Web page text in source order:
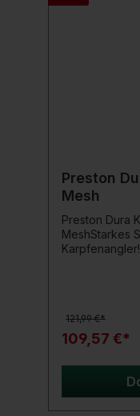
Preston
Mesh
Preston Dura
MeshStarkes
Keepnet 4m
Angler, die an
121,99 €*
109,57 €*